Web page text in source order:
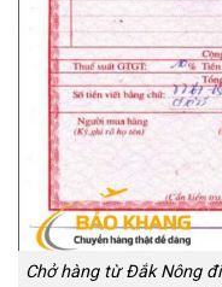
Chở hàng từ Đắk Nông